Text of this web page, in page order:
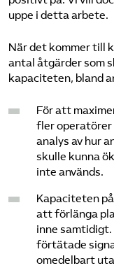
uppe i detta arbete.
När det kommer till
antal åtgärder som
kapaciteten, bland
För att
fler operatörer
analys av hur
skulle kunna
inte används.
Kapaciteten
att förlänga
inne
förtätade
omedelbart